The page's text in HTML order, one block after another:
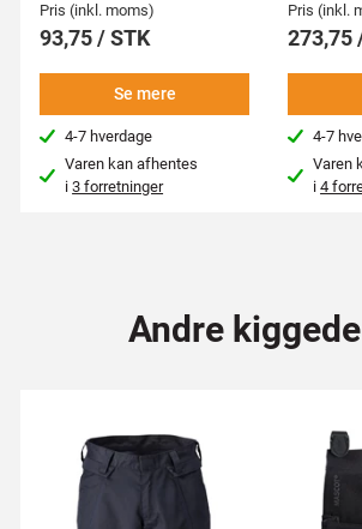
Pris (inkl. moms)
93,75 / STK
Se mere
4-7 hverdage
Varen kan afhentes
i3 forretninger
Pris (inkl.
273,75
4-7
Varen
i4
Andre